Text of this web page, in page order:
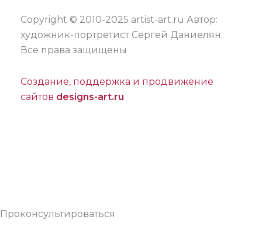
Copyright © 2010-2025 artist-art.ru Автор:
художник-портретист Сергей Даниелян.
Все права защищены
Создание, поддержка и продвижение
сайтов designs-art.ru
Проконсультироваться